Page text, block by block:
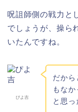
呪詛師側の戦力と
でしょうが、操ら
いたんですね。
ぴよ吉
だか
もな
と思っ